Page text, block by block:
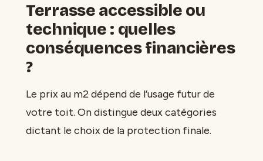
Terrasse accessible ou
technique : quelles
conséquences financières
?
Le prix au m2 dépend de l’usage futur de
votre toit. On distingue deux catégories
dictant le choix de la protection finale.